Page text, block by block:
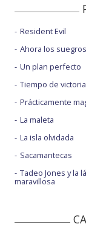
Resident Evil
Ahora los
Un plan perfecto
Tiempo de victoria
Prácticamente
La maleta
La isla olvidada
Sacamantecas
Tadeo Jones y la
maravillosa